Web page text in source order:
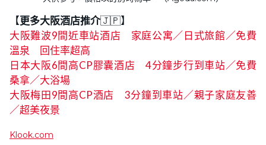
【更多大阪酒店推介🇯🇵】
大阪難波9間近車站酒店 家庭公寓／日式旅館／免費
溫泉 回住率超高
日本大阪6間高CP膠囊酒店 4分鐘步行到車站／免費
桑拿／大浴場
大阪梅田9間高CP酒店 3分鐘到車站／親子家庭友善
／超美夜景
Klook.com